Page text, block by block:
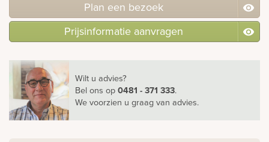
Plan een bezoek
Prijsinformatie aanvragen
Wilt u advies?
Bel ons op0481 - 371 333.
We voorzien u graag van advies.